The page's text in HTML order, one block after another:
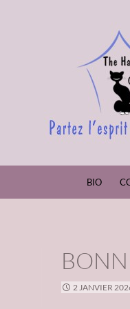
BIO
2 JANVIER